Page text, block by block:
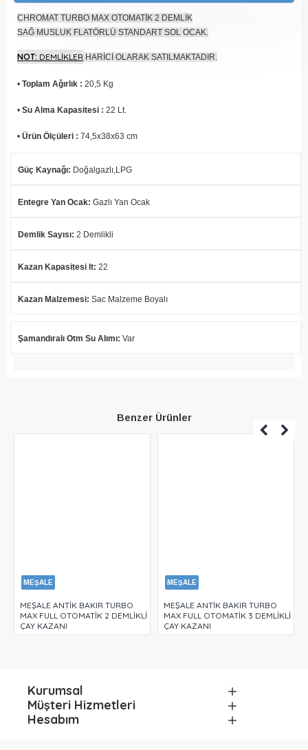
CHROMAT TURBO MAX OTOMATİK 2 DEMLİK
SAĞ MUSLUK FLATÖRLÜ STANDART SOL OCAK.
NOT: DEMLİKLER HARİCİ OLARAK SATILMAKTADIR.
• Toplam Ağırlık : 20,5 Kg
• Su Alma Kapasitesi : 22 Lt.
• Ürün Ölçüleri : 74,5x38x63 cm
Güç Kaynağı: Doğalgazlı,LPG
Entegre Yan Ocak: Gazlı Yan Ocak
Demlik Sayısı: 2 Demlikli
Kazan Kapasitesi lt: 22
Kazan Malzemesi: Sac Malzeme Boyalı
Şamandıralı Otm Su Alımı: Var
Benzer Ürünler
MEŞALE
MEŞALE ANTİK BAKIR TURBO
MAX FULL OTOMATİK 2 DEMLİKLİ
ÇAY KAZANI
MEŞALE
MEŞALE ANTİK BAKIR TURBO
MAX FULL OTOMATİK 3 DEMLİKLİ
ÇAY KAZANI
Kurumsal
Müşteri Hizmetleri
Hesabım